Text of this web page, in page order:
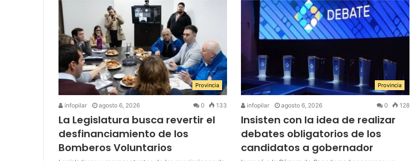
Provincia
infopilar agosto 6, 2026 0 133
La Legislatura busca revertir el
desfinanciamiento de los
Bomberos Voluntarios
Provincia
infopilar agosto 6, 2026 0 128
Insisten con la idea de realizar
debates obligatorios de los
candidatos a gobernador